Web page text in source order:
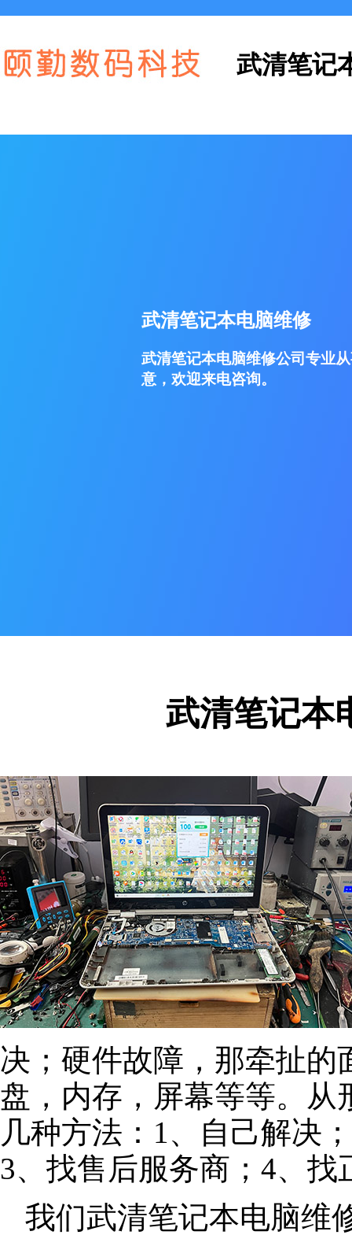
武清笔记
武清笔记本电脑维修
武清笔记本电脑维修公司专业
意，欢迎来电咨询。
武清笔记本
决；硬件故障，那牵扯的
盘，内存，屏幕等等。从
几种方法：1、自己解决
3、找售后服务商；4、找
我们武清笔记本电脑维